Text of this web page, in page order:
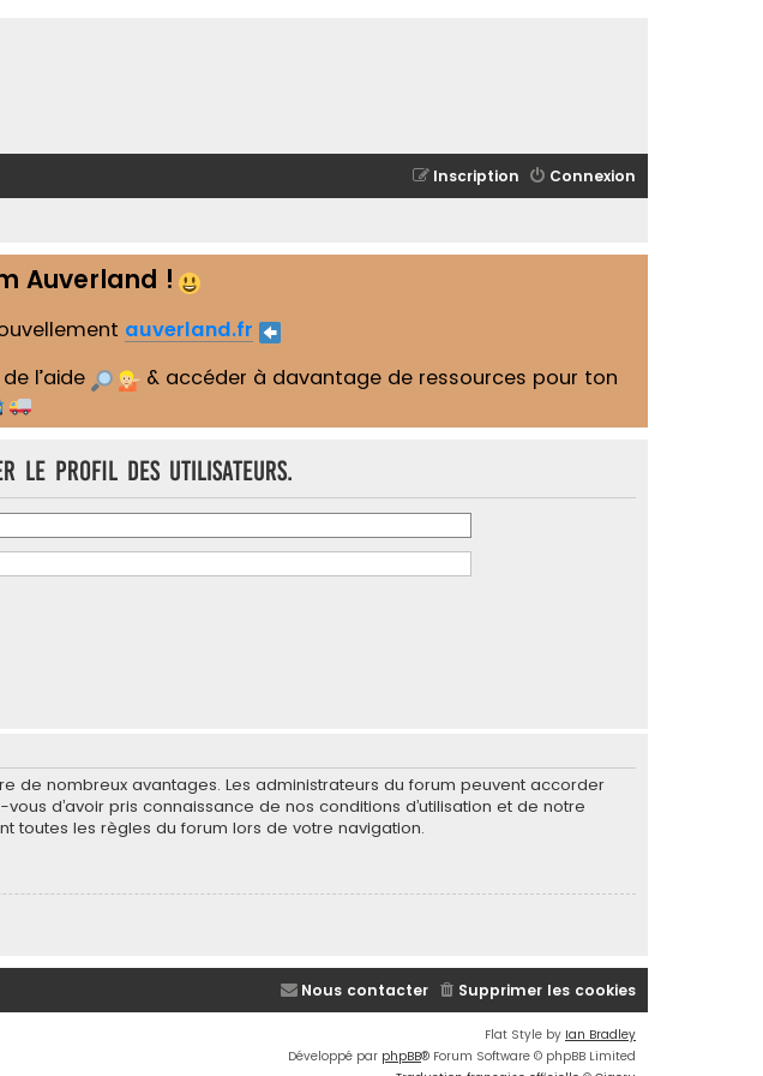
Connexion
Inscription
Auverland !
auverland.fr
l’aide
& accéder à davantage de ressources pour ton
le profil des utilisateurs.
de nombreux avantages. Les administrateurs du forum peuvent accorder
d’avoir pris connaissance de nos conditions d’utilisation et de notre
toutes les règles du forum lors de votre navigation.
Supprimer les cookies
Nous contacter
Flat Style by Ian Bradley
Développé par phpBB® Forum Software © phpBB Limited